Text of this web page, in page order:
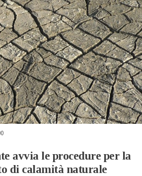
avvia le procedure per la
di calamità naturale